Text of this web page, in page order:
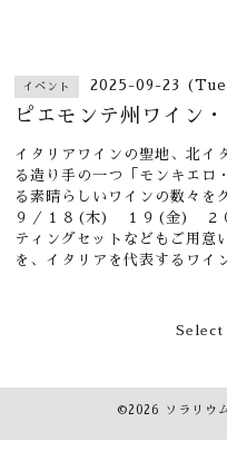
イベント 2025-09-23
ピエモンテ州ワイン
イタリアワインの聖地、北イ
る造り手の一つ「モンキエロ
る素晴らしいワインの数々を
９／１８(木) １９(金)
ティングセットなどもご用意
を、イタリアを代表するワイ
Select
©2026 ソラリウ